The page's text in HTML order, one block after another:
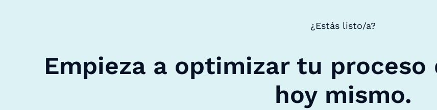
¿Estás listo/a?
Empieza a optimizar tu
hoy mismo.